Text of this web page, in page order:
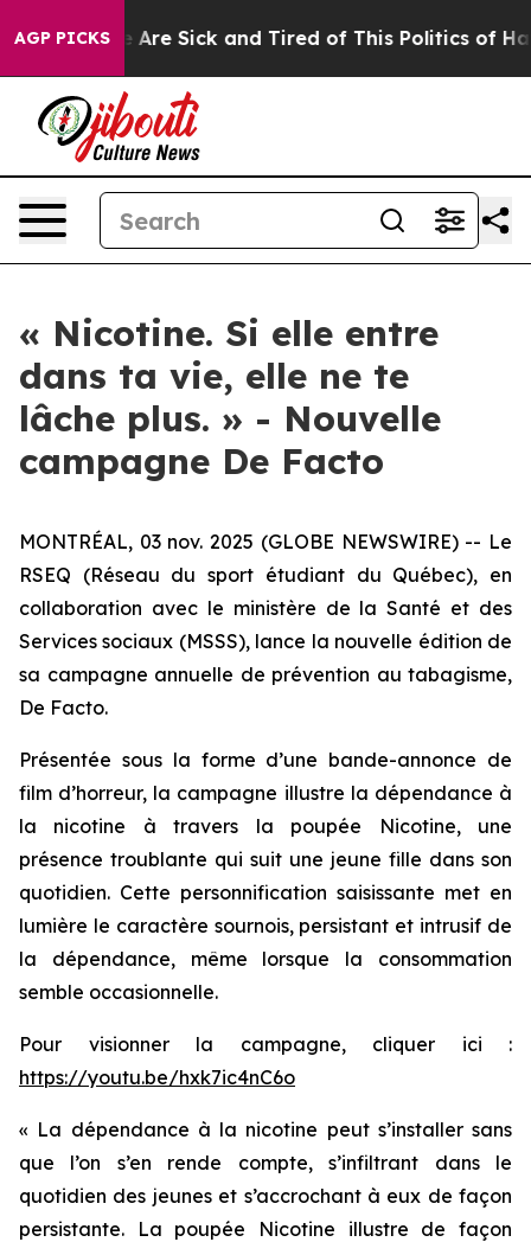
AGP PICKS
“People Are Sick and Tired of This Politics of
« Nicotine. Si elle entre
dans ta vie, elle ne te
lâche plus. » - Nouvelle
campagne De Facto
MONTRÉAL, 03 nov. 2025 (GLOBE NEWSWIRE) -- Le
RSEQ (Réseau du sport étudiant du Québec), en
collaboration avec le ministère de la Santé et des
Services sociaux (MSSS), lance la nouvelle édition de
sa campagne annuelle de prévention au tabagisme,
De Facto.
Présentée sous la forme d’une bande-annonce de
film d’horreur, la campagne illustre la dépendance à
la nicotine à travers la poupée Nicotine, une
présence troublante qui suit une jeune fille dans son
quotidien. Cette personnification saisissante met en
lumière le caractère sournois, persistant et intrusif de
la dépendance, même lorsque la consommation
semble occasionnelle.
Pour visionner la campagne, cliquer ici :
https://youtu.be/hxk7ic4nC6o
« La dépendance à la nicotine peut s’installer sans
que l’on s’en rende compte, s’infiltrant dans le
quotidien des jeunes et s’accrochant à eux de façon
persistante. La poupée Nicotine illustre de façon